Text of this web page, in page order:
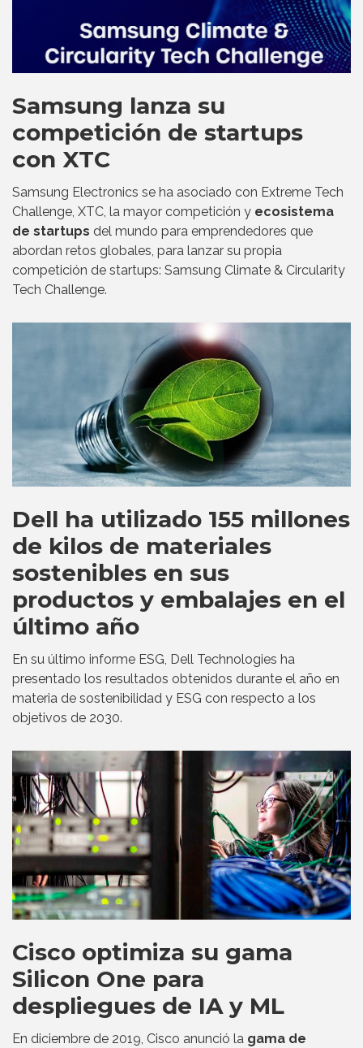
Samsung lanza su
competición de startups
con XTC
Samsung Electronics se ha asociado con Extreme Tech
Challenge, XTC, la mayor competición y ecosistema
de startups del mundo para emprendedores que
abordan retos globales, para lanzar su propia
competición de startups: Samsung Climate & Circularity
Tech Challenge.
Dell ha utilizado 155 millones
de kilos de materiales
sostenibles en sus
productos y embalajes en el
último año
En su último informe ESG, Dell Technologies ha
presentado los resultados obtenidos durante el año en
materia de sostenibilidad y ESG con respecto a los
objetivos de 2030.
Cisco optimiza su gama
Silicon One para
despliegues de IA y ML
En diciembre de 2019, Cisco anunció la gama de